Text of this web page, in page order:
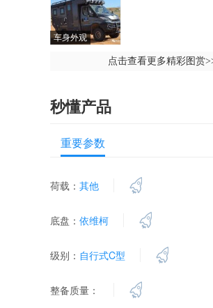
车身外观
点击查看更多精彩图赏
秒懂产品
重要参数
荷载： 其他
底盘： 依维柯
级别： 自行式C型
整备质量：